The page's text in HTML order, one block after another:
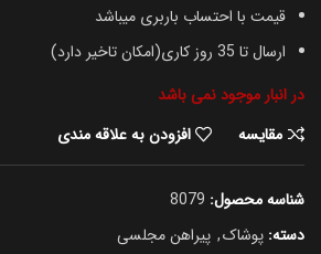
قیمت با احتساب باربری میباشد
ارسال تا 35 روز کاری(امکان تاخیر دارد)
در انبار موجود نمی باشد
مقایسه
افزودن به علاقه مندی
شناسه محصول: 8079
دسته: پوشاک, پیراهن مجلسی